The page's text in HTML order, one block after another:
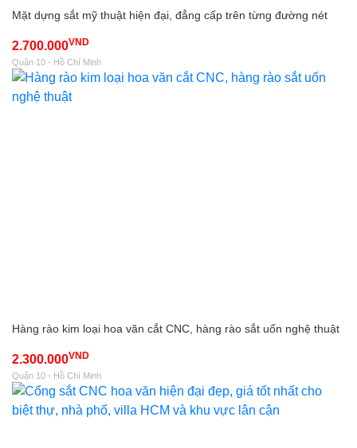
Mặt dựng sắt mỹ thuật hiện đại, đẳng cấp trên từng đường nét
2.700.000VND
Quận 10 - Hồ Chí Minh
Hàng rào kim loại hoa văn cắt CNC, hàng rào sắt uốn nghệ thuật
2.300.000VND
Quận 10 - Hồ Chí Minh